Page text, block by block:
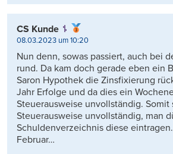
CS Kunde
08.03.2023 um 10:20
Nun denn, sowas passiert, auch bei
rund. Da kam doch gerade eben ein
Saron Hypothek die Zinsfixierung
Jahr Erfolge und da dies ein
Steuerausweise unvollständig. Somit
Steuerausweise unvollständig, man
Schuldenverzeichnis diese
Februar…